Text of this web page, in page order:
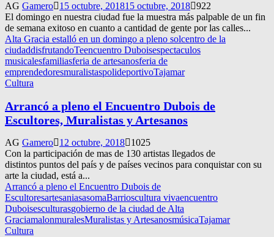
AG Gamero 15 octubre, 201815 octubre, 2018 922
El domingo en nuestra ciudad fue la muestra más palpable de un fin
de semana exitoso en cuanto a cantidad de gente por las calles...
Alta Gracia estalló en un domingo a pleno solcentro de la
ciudaddisfrutandoTeencuentro Duboisespectaculos
musicalesfamiliasferia de artesanosferia de
emprendedoresmuralistaspolideportivoTajamar
Cultura
Arrancó a pleno el Encuentro Dubois de
Escultores, Muralistas y Artesanos
AG Gamero 12 octubre, 2018
1025
Con la participación de mas de 130 artistas llegados de
distintos puntos del país y de países vecinos para conquistar con su
arte la ciudad, está a...
Arrancó a pleno el Encuentro Dubois de
EscultoresartesaniasasomaBarrioscultura vivaencuentro
Duboisesculturasgobierno de la ciudad de Alta
GraciamalonmuralesMuralistas y ArtesanosmúsicaTajamar
Cultura